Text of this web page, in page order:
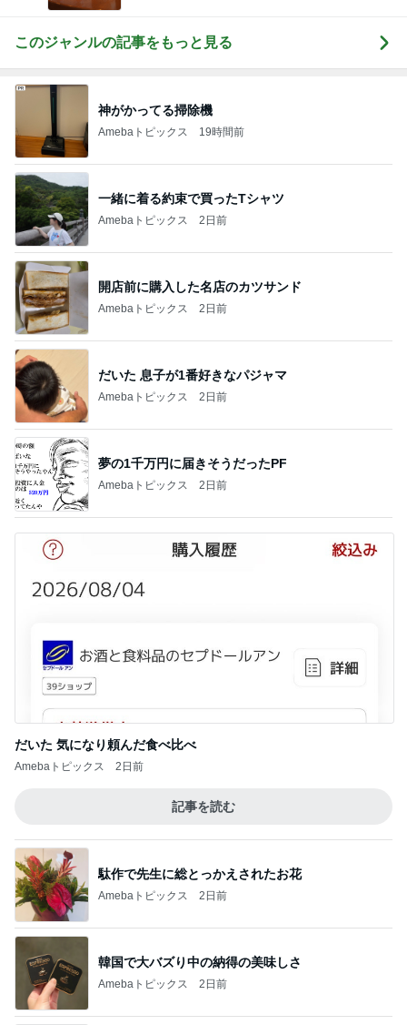
このジャンルの記事をもっと見る
神がかってる掃除機
Amebaトピックス 19時間前
一緒に着る約束で買ったTシャツ
Amebaトピックス 2日前
開店前に購入した名店のカツサンド
Amebaトピックス 2日前
だいた 息子が1番好きなパジャマ
Amebaトピックス 2日前
夢の1千万円に届きそうだったPF
Amebaトピックス 2日前
だいた 気になり頼んだ食べ比べ
Amebaトピックス 2日前
記事を読む
駄作で先生に総とっかえされたお花
Amebaトピックス 2日前
韓国で大バズり中の納得の美味しさ
Amebaトピックス 2日前